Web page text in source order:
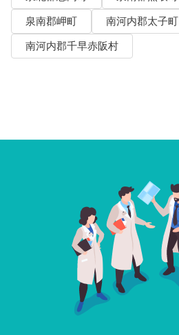
泉南郡岬町
南河内郡太子町
南河内郡千早赤阪村